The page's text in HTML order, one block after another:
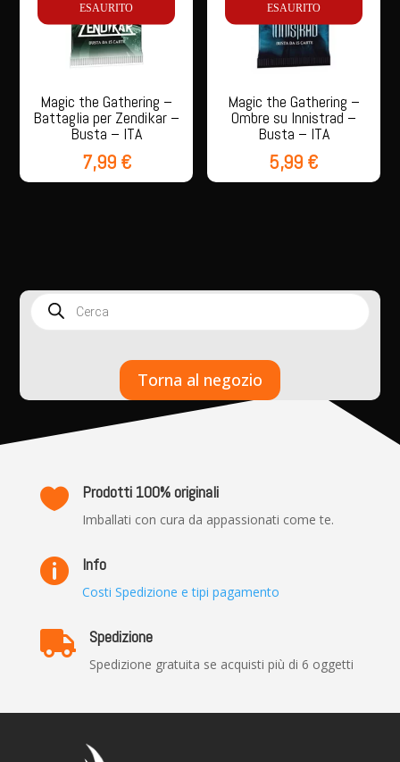
ESAURITO
Magic the Gathering –
Battaglia per Zendikar –
Busta – ITA
7,99 €
ESAURITO
Magic the Gathering –
Ombre su Innistrad –
Busta – ITA
5,99 €
search
Torna al negozio
 Prodotti 100% originali
Imballati con cura da appassionati come te.
 Info
Costi Spedizione e tipi pagamento
 Spedizione
Spedizione gratuita se acquisti più di 6 oggetti